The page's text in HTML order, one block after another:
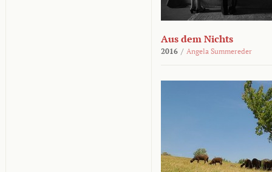
Aus dem Nichts
2016 / Angela Summereder